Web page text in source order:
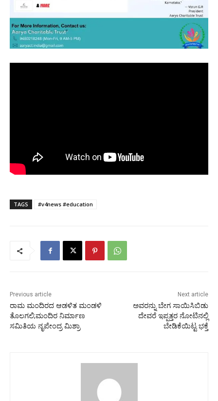
TAGS #v4news #education
Previous article
ರಾಮ ಮಂದಿರದ ಆಡಳಿತ ಮಂಡಳಿ
ತೊಲಗಲಿ;ಮಂದಿರ ನಿರ್ಮಾಣ
ಸಮಿತಿಯ ನೃಪೇಂದ್ರ ಮಿಶ್ರಾ
Next article
ಅವರನ್ನು ಬೇಗ ಸಾಯಿಸಿಬಿಡು
ದೇವರೆ ಇಪ್ಪತ್ತರ ನೋಟಿನಲ್ಲಿ
ಬೇಡಿಕೆಯಿಟ್ಟ ಭಕ್ತೆ